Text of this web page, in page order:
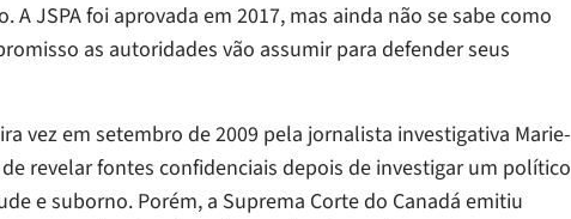
JSPA foi aprovada em 2017, mas ainda não se sabe como
as autoridades vão assumir para defender seus
vez em setembro de 2009 pela jornalista investigativa Marie-
revelar fontes confidenciais depois de investigar um político
e suborno. Porém, a Suprema Corte do Canadá emitiu